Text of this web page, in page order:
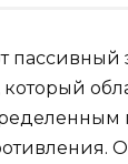
пассивный
который